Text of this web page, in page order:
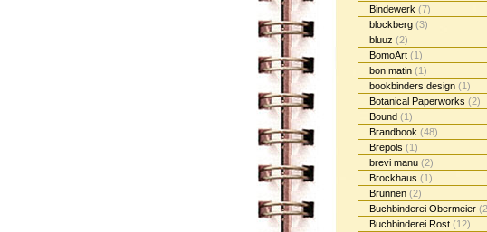
Bindewerk (7)
blockberg (3)
bluuz (2)
BomoArt (1)
bon matin (1)
bookbinders design (1)
Botanical Paperworks (2)
Bound (1)
Brandbook (48)
Brepols (1)
brevi manu (2)
Brockhaus (1)
Brunnen (2)
Buchbinderei Obermeier
Buchbinderei Rost (12)